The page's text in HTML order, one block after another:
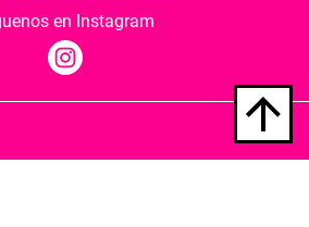
en Instagram